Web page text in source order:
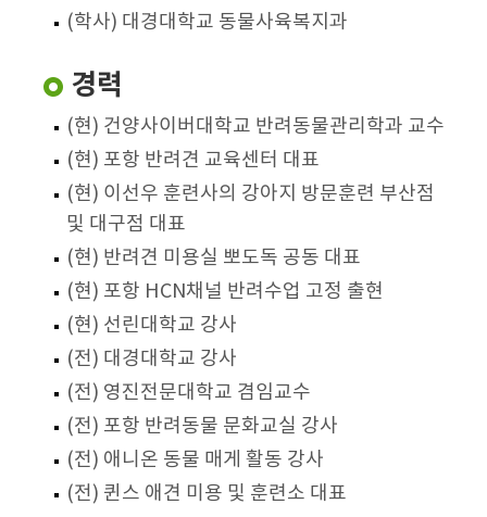
(학사) 대경대학교 동물사육복지과
경력
(현) 건양사이버대학교 반려동물관리학과 교수
(현) 포항 반려견 교육센터 대표
(현) 이선우 훈련사의 강아지 방문훈련 부산점
및 대구점 대표
(현) 반려견 미용실 뽀도독 공동 대표
(현) 포항 HCN채널 반려수업 고정 출현
(현) 선린대학교 강사
(전) 대경대학교 강사
(전) 영진전문대학교 겸임교수
(전) 포항 반려동물 문화교실 강사
(전) 애니온 동물 매게 활동 강사
(전) 퀸스 애견 미용 및 훈련소 대표